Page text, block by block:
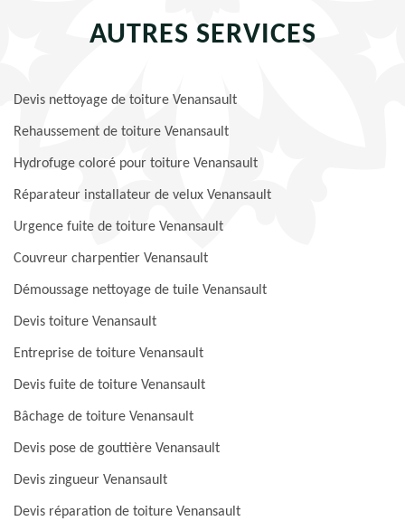
AUTRES SERVICES
Devis nettoyage de toiture Venansault
Rehaussement de toiture Venansault
Hydrofuge coloré pour toiture Venansault
Réparateur installateur de velux Venansault
Urgence fuite de toiture Venansault
Couvreur charpentier Venansault
Démoussage nettoyage de tuile Venansault
Devis toiture Venansault
Entreprise de toiture Venansault
Devis fuite de toiture Venansault
Bâchage de toiture Venansault
Devis pose de gouttière Venansault
Devis zingueur Venansault
Devis réparation de toiture Venansault